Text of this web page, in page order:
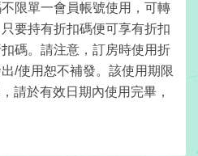
限單一會員帳號使用，可轉
要持有折扣碼便可享有折扣
碼。請注意，訂房時使用折
/使用恕不補發。該使用期限
請於有效日期內使用完畢，